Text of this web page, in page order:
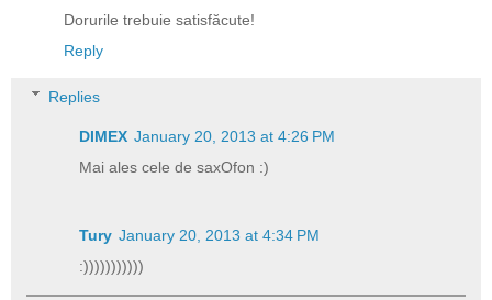
Dorurile trebuie satisfăcute!
Reply
Replies
DIMEX January 20, 2013 at 4:26 PM
Mai ales cele de saxOfon :)
Tury January 20, 2013 at 4:34 PM
:)))))))))))